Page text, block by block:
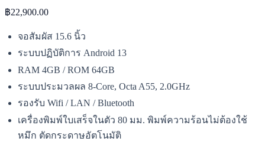
฿22,900.00
จอสัมผัส 15.6 นิ้ว
ระบบปฏิบัติการ Android 13
RAM 4GB / ROM 64GB
ระบบประมวลผล 8-Core, Octa A55, 2.0GHz
รองรับ Wifi / LAN / Bluetooth
เครื่องพิมพ์ใบเสร็จในตัว 80 มม. พิมพ์ความร้อนไม่ต้องใช้
หมึก ตัดกระดาษอัตโนมัติ